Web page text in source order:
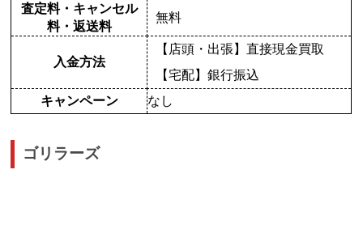
査定料・キャンセル
料・返送料
無料
入金方法
【店頭・出張】直接現金買取
【宅配】銀行振込
キャンペーン
なし
ゴリラーズ